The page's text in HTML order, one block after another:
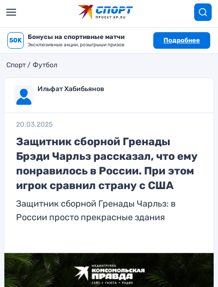
50K Бонусы на спортивные матчи
Эксклюзивные акции, розыгрыши призов
Подробнее
Спорт Футбол
Ильфат Хабибьянов
20.03.2025
Защитник сборной Гренады
Брэди Чарльз рассказал, что ему
понравилось в России. При этом
игрок сравнил страну с США
Защитник сборной Гренады Чарльз: в
России просто прекрасные здания